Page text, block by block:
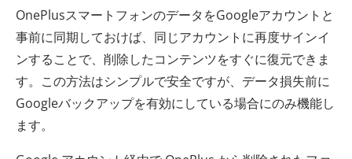
OnePlusスマートフォンのデータをGoogleアカウントと
事前に同期しておけば、同じアカウントに再度サインイ
ンすることで、削除したコンテンツをすぐに復元できま
す。この方法はシンプルで安全ですが、データ損失前に
Googleバックアップを有効にしている場合にのみ機能し
ます。